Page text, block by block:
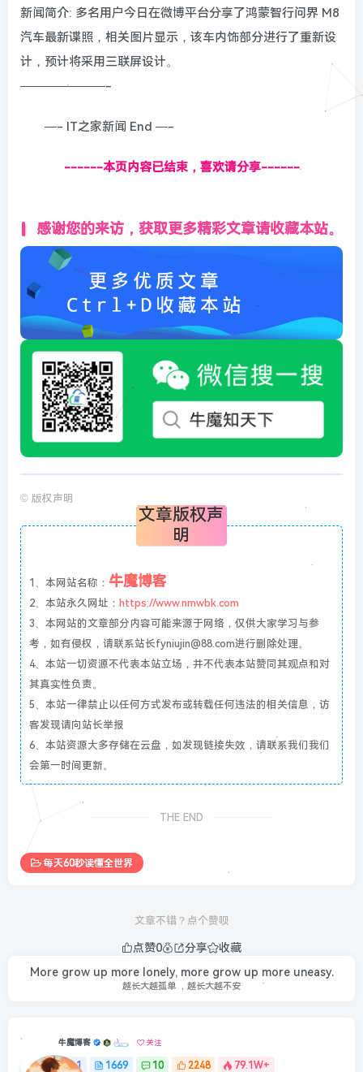
新闻简介: 多名用户今日在微博平台分享了鸿蒙智行问界 M8
汽车最新谍照，相关图片显示，该车内饰部分进行了重新设
计，预计将采用三联屏设计。
———————-
—- IT之家新闻 End —-
------本页内容已结束，喜欢请分享------
感谢您的来访，获取更多精彩文章请收藏本站。
© 版权声明
文章版权声
明
1、本网站名称： 牛魔博客
2、本站永久网址： https://www.nmwbk.com
3、本网站的文章部分内容可能来源于网络，仅供大家学习与参
考，如有侵权，请联系站长fyniujin@88.com进行删除处理。
4、本站一切资源不代表本站立场，并不代表本站赞同其观点和对
其真实性负责。
5、本站一律禁止以任何方式发布或转载任何违法的相关信息，访
客发现请向站长举报
6、本站资源大多存储在云盘，如发现链接失效，请联系我们我们
会第一时间更新。
THE END
每天60秒读懂全世界
文章不错？点个赞呗
点赞0 分享
收藏
More grow up more lonely, more grow up more uneasy.
越长大越孤单 ，越长大越不安
牛魔博客 关注
1 1669 10 2248 79.1W+